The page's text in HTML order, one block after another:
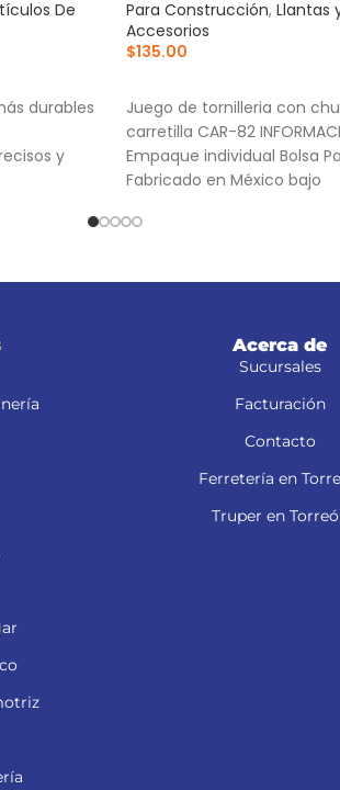
De
durables
y
Para Construcción, Llantas
Accesorios
$135.00
Juego de tornilleria con
carretilla CAR-82
Empaque individual Bolsa
Fabricado en México bajo
Acerca de
Sucursales
Facturación
Contacto
Ferretería en
Truper en